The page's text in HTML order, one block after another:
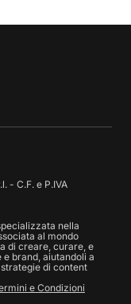
- C.F. e P.IVA
nella
al mondo
di creare, curare, e
brand, aiutandoli a
di content
e Condizioni